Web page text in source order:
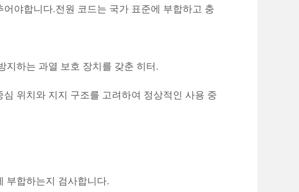
야합니다.전원 코드는 국가 표준에 부합하고 충
지하는 과열 보호 장치를 갖춘 히터.
위치와 지지 구조를 고려하여 정상적인 사용 중
부합하는지 검사합니다.